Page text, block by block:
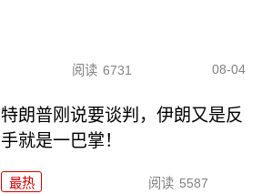
阅读 6731 08-04
特朗普刚说要谈判，伊朗又是反
手就是一巴掌！
最热 阅读 5587